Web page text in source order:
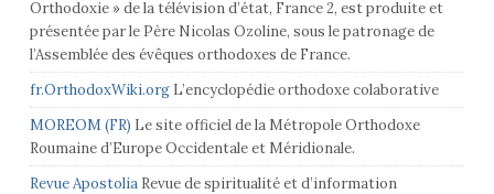
Orthodoxie » de la télévision d’état, France 2, est produite et
présentée par le Père Nicolas Ozoline, sous le patronage de
l’Assemblée des évêques orthodoxes de France.
fr.OrthodoxWiki.orgL’encyclopédie orthodoxe colaborative
MOREOM (FR) Le site officiel de la Métropole Orthodoxe
Roumaine d’Europe Occidentale et Méridionale.
Revue ApostoliaRevue de spiritualité et d’information